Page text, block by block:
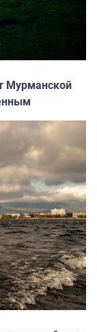
Мурманской